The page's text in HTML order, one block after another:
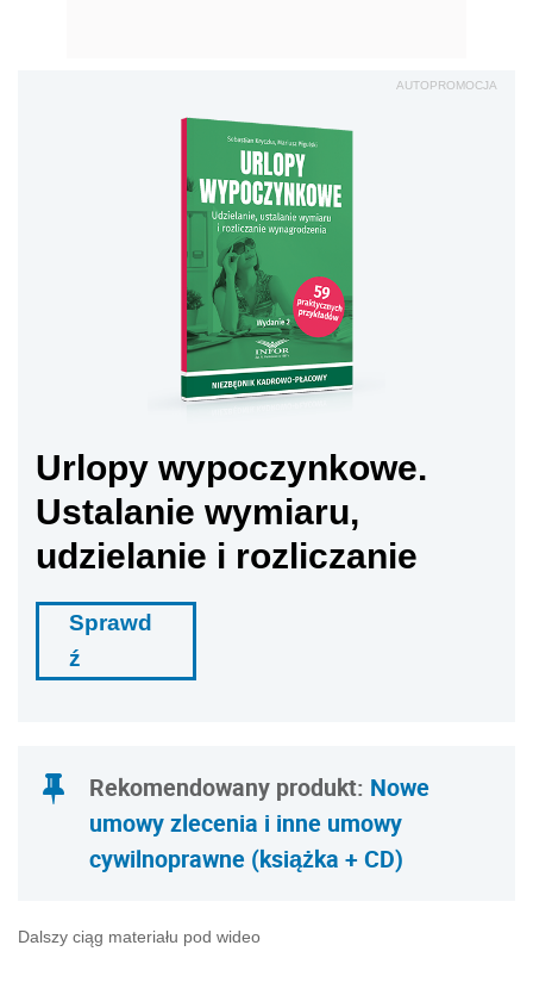
AUTOPROMOCJA
Urlopy wypoczynkowe.
Ustalanie wymiaru,
udzielanie i rozliczanie
Sprawd
ź
Rekomendowany produkt: Nowe
umowy zlecenia i inne umowy
cywilnoprawne (książka + CD)
Dalszy ciąg materiału pod wideo